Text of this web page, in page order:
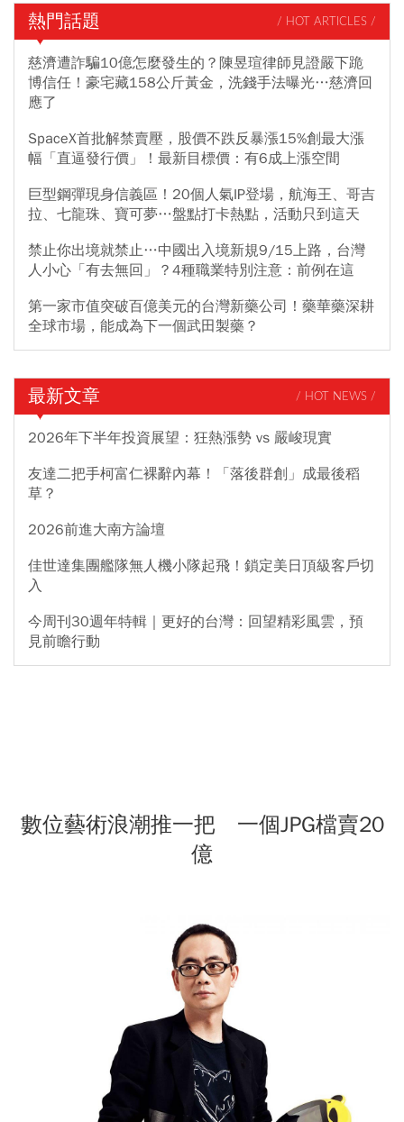
熱門話題 / HOT ARTICLES /
慈濟遭詐騙10億怎麼發生的？陳昱瑄律師見證嚴下跪
博信任！豪宅藏158公斤黃金，洗錢手法曝光…慈濟回
應了
SpaceX首批解禁賣壓，股價不跌反暴漲15%創最大漲
幅「直逼發行價」！最新目標價：有6成上漲空間
巨型鋼彈現身信義區！20個人氣IP登場，航海王、哥吉
拉、七龍珠、寶可夢…盤點打卡熱點，活動只到這天
禁止你出境就禁止…中國出入境新規9/15上路，台灣
人小心「有去無回」？4種職業特別注意：前例在這
第一家市值突破百億美元的台灣新藥公司！藥華藥深耕
全球市場，能成為下一個武田製藥？
最新文章 / HOT NEWS /
2026年下半年投資展望：狂熱漲勢 vs 嚴峻現實
友達二把手柯富仁裸辭內幕！「落後群創」成最後稻
草？
2026前進大南方論壇
佳世達集團艦隊無人機小隊起飛！鎖定美日頂級客戶切
入
今周刊30週年特輯｜更好的台灣：回望精彩風雲，預
見前瞻行動
數位藝術浪潮推一把 一個JPG檔賣20
億